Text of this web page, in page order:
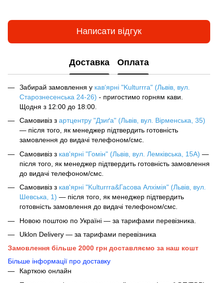
Написати відгук
Доставка Оплата
Забирай замовлення у кав‘ярні "Kulturrra" (Львів, вул.
Старознесенська 24-26) - пригостимо горням кави.
Щодня з 12:00 до 18:00.
Самовивіз з артцентру "Дзиґа" (Львів, вул. Вірменська, 35)
— після того, як менеджер підтвердить готовність
замовлення до видачі телефоном/смс.
Самовивіз з кав'ярні "Гомін" (Львів, вул. Лемківська, 15А) —
після того, як менеджер підтвердить готовність замовлення
до видачі телефоном/смс.
Самовивіз з кав'ярні "Kulturrra&Гасова Алхімія" (Львів, вул.
Шевська, 1) — після того, як менеджер підтвердить
готовність замовлення до видачі телефоном/смс.
Новою поштою по Україні — за тарифами перевізника.
Uklon Delivery — за тарифами перевізника
Замовлення більше 2000 грн доставляємо за наш кошт
Більше інформації про доставку
Карткою онлайн